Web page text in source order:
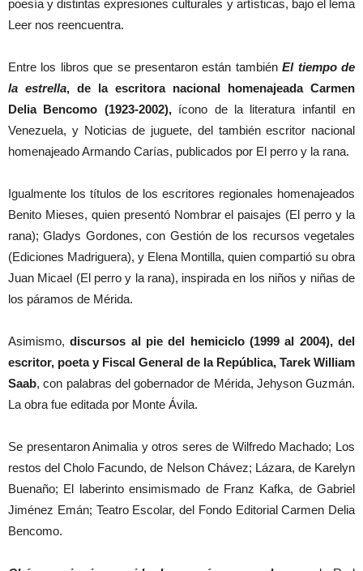
poesía y distintas expresiones culturales y artísticas, bajo el lema
Leer nos reencuentra.
Entre los libros que se presentaron están tambiénEl tiempo de
la estrella, de la escritora nacional homenajeada Carmen
Delia Bencomo (1923-2002),ícono de la literatura infantil en
Venezuela, y Noticias de juguete, del también escritor nacional
homenajeado Armando Carías, publicados por El perro y la rana.
Igualmente los títulos de los escritores regionales homenajeados
Benito Mieses, quien presentó Nombrar el paisajes (El perro y la
rana); Gladys Gordones, con Gestión de los recursos vegetales
(Ediciones Madriguera), y Elena Montilla, quien compartió su obra
Juan Micael (El perro y la rana), inspirada en los niños y niñas de
los páramos de Mérida.
Asimismo,discursos al pie del hemiciclo (1999 al 2004), del
escritor, poeta y Fiscal General de la República, Tarek William
Saab, con palabras del gobernador de Mérida, Jehyson Guzmán.
La obra fue editada por Monte Ávila.
Se presentaron Animalia y otros seres de Wilfredo Machado; Los
restos del Cholo Facundo, de Nelson Chávez; Lázara, de Karelyn
Buenaño; El laberinto ensimismado de Franz Kafka, de Gabriel
Jiménez Emán; Teatro Escolar, del Fondo Editorial Carmen Delia
Bencomo.